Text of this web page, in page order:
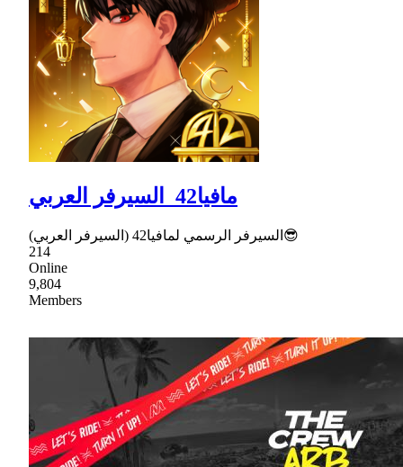
مافيا42_السيرفر العربي
السيرفر الرسمي لمافيا42 (السيرفر العربي)😎
214
Online
9,804
Members